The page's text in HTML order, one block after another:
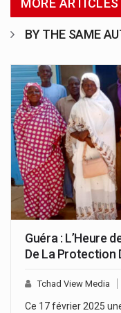
BY THE SAME
Guéra : L’Heure
De La Protection
Tchad View Media
Ce 17 février 2025